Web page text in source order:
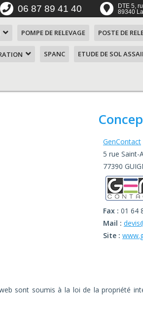
06 87 89 41 40
DTE 5,
89340
POMPE DE RELEVAGE POSTE DE
SPANC ETUDE DE SOL
GenContact
5 rue Saint-
77390
Fax : 01 64
Mail :
Site :
sont soumis à la loi de la propriété